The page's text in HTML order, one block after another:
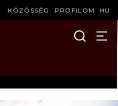
KÖZÖSSÉG PROFILOM HU